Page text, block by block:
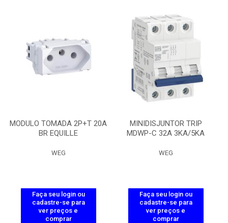
MODULO TOMADA 2P+T 20A
BR EQUILLE
WEG
Faça seu login ou
cadastre-se para
ver preços e
comprar
MINIDISJUNTOR TRIP
MDWP-C 32A 3KA/5KA
WEG
Faça seu login ou
cadastre-se para
ver preços e
comprar